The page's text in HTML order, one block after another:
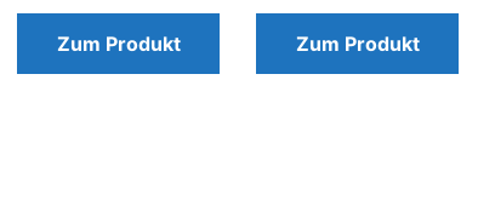
Zum Produkt Zum Produkt